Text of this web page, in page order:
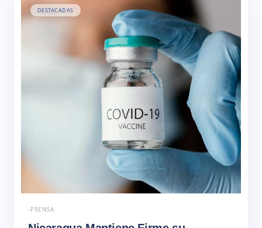
DESTACADAS
PRENSA